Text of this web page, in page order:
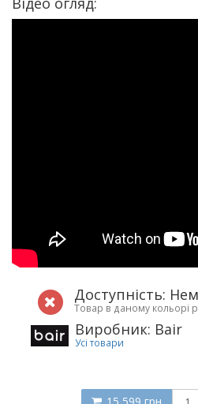
Доступність:
Товар в даному кольорі
Виробник: Bair
Усі товари